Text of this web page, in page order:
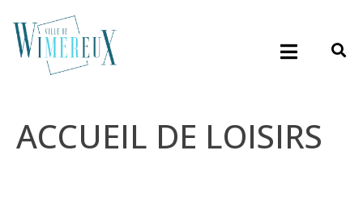
ACCUEIL DE LOISIRS